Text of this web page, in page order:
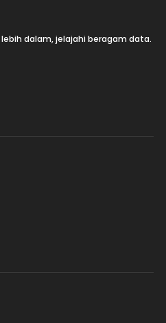
dalam, jelajahi beragam data.